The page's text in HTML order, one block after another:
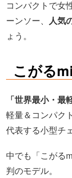
コンパクトで女
ーンソー、
人気
ょう。
こがる
「世界最小・
軽量＆コンパク
代表する小型チ
中でも「こがる
判のモデル。